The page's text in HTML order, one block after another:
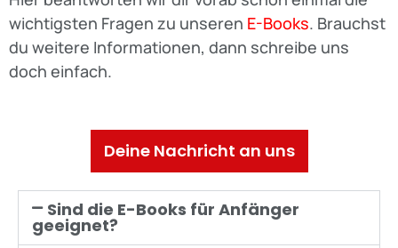
wichtigsten Fragen zu unseren E-Books. Brauchst
du weitere Informationen, dann schreibe uns
doch einfach.
Deine Nachricht an uns
Sind die E-Books für Anfänger
geeignet?